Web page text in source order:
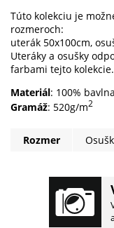
Túto kolekciu je
rozmeroch:
uterák 50x100cm,
Uteráky a osušky
farbami tejto kolekcie.
Materiál: 100% bavlna
Gramáž: 520g/m2
Rozmer